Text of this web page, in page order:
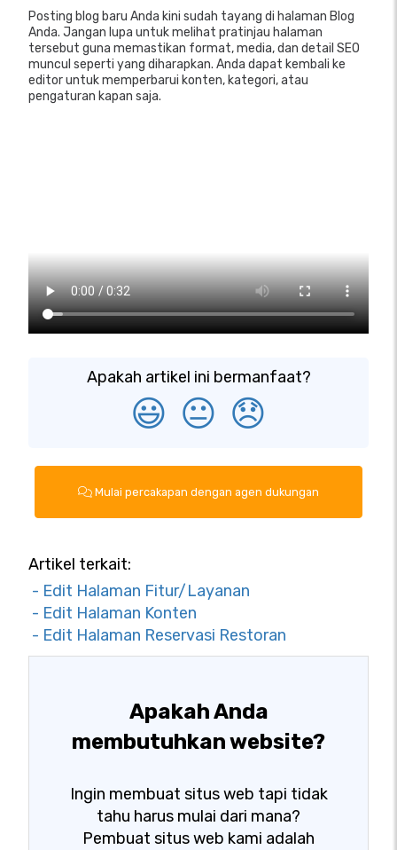
Posting blog baru Anda kini sudah tayang di halaman Blog
Anda. Jangan lupa untuk melihat pratinjau halaman
tersebut guna memastikan format, media, dan detail SEO
muncul seperti yang diharapkan. Anda dapat kembali ke
editor untuk memperbarui konten, kategori, atau
pengaturan kapan saja.
Apakah artikel ini bermanfaat?
😃 😐 😞
Mulai percakapan dengan agen dukungan
Artikel terkait:
- Edit Halaman Fitur/Layanan
- Edit Halaman Konten
- Edit Halaman Reservasi Restoran
Apakah Anda
membutuhkan website?
Ingin membuat situs web tapi tidak
tahu harus mulai dari mana?
Pembuat situs web kami adalah